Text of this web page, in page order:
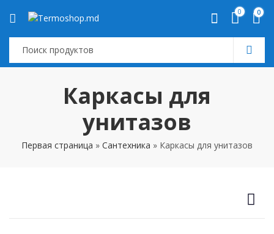
0 0
Каркасы для
унитазов
Первая страница » Сантехника » Каркасы для унитазов